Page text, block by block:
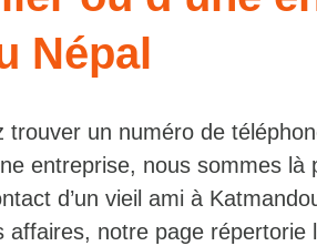
Népal
trouver un numéro de
entreprise, nous sommes
d’un vieil ami à
affaires, notre page